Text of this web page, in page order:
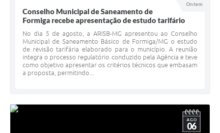
Ontem
Conselho Municipal de Saneamento de
Formiga recebe apresentação de estudo tarifário
No dia 5 de agosto, a ARISB-MG apresentou ao Conselho
Municipal de Saneamento Básico de Formiga/MG o estudo
de revisão tarifária elaborado para o município. A reunião
integra o processo regulatório conduzido pela Agência e teve
como objetivo apresentar os critérios técnicos que embasam
a proposta, permitindo...
AGO
06